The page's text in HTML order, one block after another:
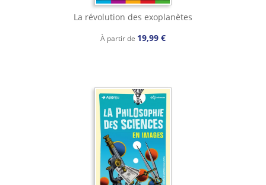
La révolution des exoplanètes
À partir de 19,99 €